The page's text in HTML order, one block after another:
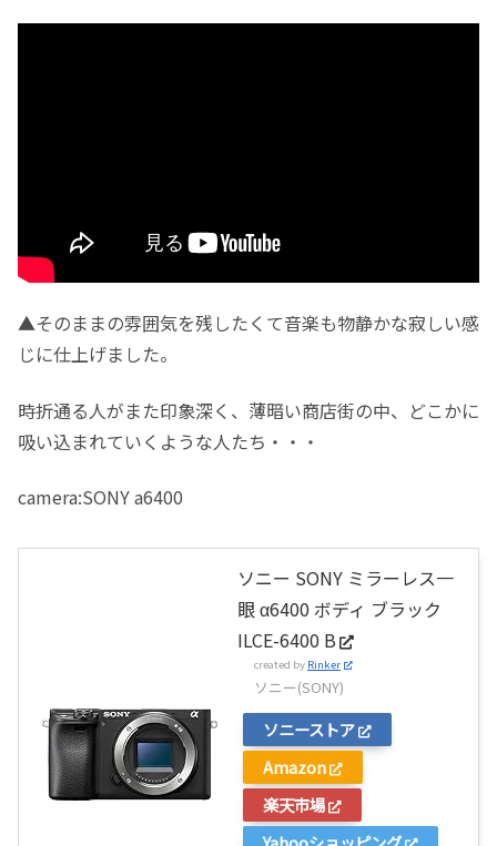
▲そのままの雰囲気を残したくて音楽も物静かな寂しい感
じに仕上げました。
時折通る人がまた印象深く、薄暗い商店街の中、どこかに
吸い込まれていくような人たち・・・
camera:SONY a6400
ソニー SONY ミラーレス一
眼 α6400 ボディ ブラック
ILCE-6400 B
created by Rinker
ソニー(SONY)
ソニーストア
Amazon
楽天市場